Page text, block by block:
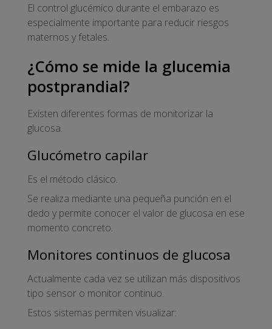
El control glucémico durante el embarazo es
especialmente importante para reducir riesgos
maternos y fetales.
¿Cómo se mide la glucemia
postprandial?
Existen diferentes formas de monitorizar la
glucosa.
Glucómetro capilar
Es el método clásico.
Se realiza mediante una pequeña punción en el
dedo y permite conocer el valor de glucosa en ese
momento concreto.
Monitores continuos de glucosa
Actualmente cada vez se utilizan más dispositivos
tipo sensor o monitor continuo.
Estos sistemas permiten visualizar: